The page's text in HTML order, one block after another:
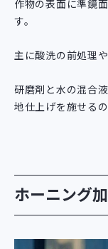
作物の表面に準鏡
す。
主に酸洗の前処理
研磨剤と水の混合
地仕上げを施せる
ホーニング